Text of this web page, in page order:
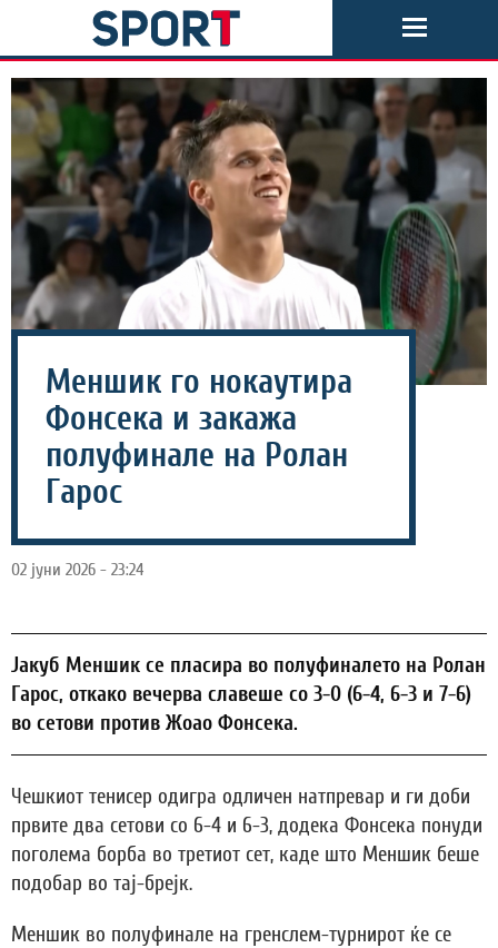
Меншик го нокаутира
Фонсека и закажа
полуфинале на Ролан
Гарос
02 јуни 2026 - 23:24
Јакуб Меншик се пласира во полуфиналето на Ролан
Гарос, откако вечерва славеше со 3-0 (6-4, 6-3 и 7-6)
во сетови против Жоао Фонсека.
Чешкиот тенисер одигра одличен натпревар и ги доби
првите два сетови со 6-4 и 6-3, додека Фонсека понуди
поголема борба во третиот сет, каде што Меншик беше
подобар во тај-брејк.
Меншик во полуфинале на гренслем-турнирот ќе се